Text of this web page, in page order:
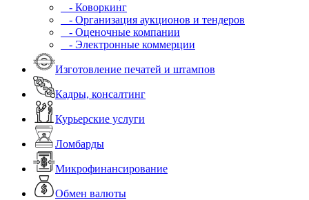
- Коворкинг
- Организация аукционов и тендеров
- Оценочные компании
- Электронные коммерции
Изготовление печатей и штампов
Кадры, консалтинг
Курьерские услуги
Ломбарды
Микрофинансирование
Обмен валюты